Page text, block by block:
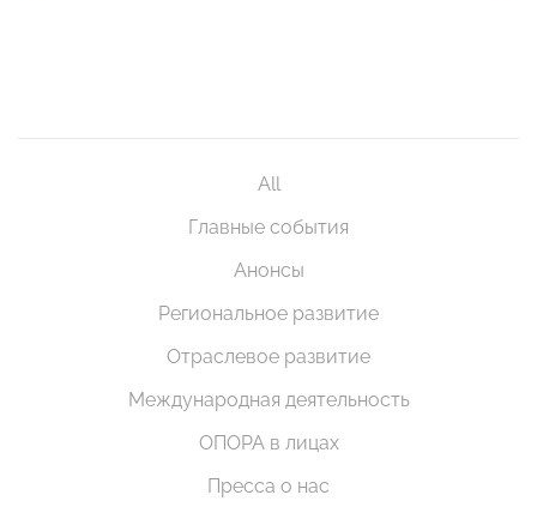
All
Главные события
Анонсы
Региональное развитие
Отраслевое развитие
Международная деятельность
ОПОРА в лицах
Пресса о нас